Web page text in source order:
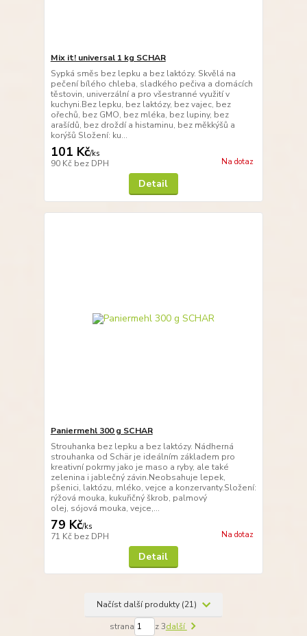
Mix it! universal 1 kg SCHAR
Sypká směs bez lepku a bez laktózy. Skvělá na
pečení bílého chleba, sladkého pečiva a domácích
těstovin, univerzální a pro všestranné využití v
kuchyni.Bez lepku, bez laktózy, bez vajec, bez
ořechů, bez GMO, bez mléka, bez lupiny, bez
arašídů, bez droždí a histaminu, bez měkkýšů a
korýšů Složení: ku...
101 Kč/ks
90 Kč bez DPH Na dotaz
Detail
Paniermehl 300 g SCHAR
Strouhanka bez lepku a bez laktózy. Nádherná
strouhanka od Schär je ideálním základem pro
kreativní pokrmy jako je maso a ryby, ale také
zelenina i jablečný závin.Neobsahuje lepek,
pšenici, laktózu, mléko, vejce a konzervanty.Složení:
rýžová mouka, kukuřičný škrob, palmový
olej, sójová mouka, vejce,...
79 Kč/ks
71 Kč bez DPH Na dotaz
Detail
Načíst další produkty (21)
strana z 3další